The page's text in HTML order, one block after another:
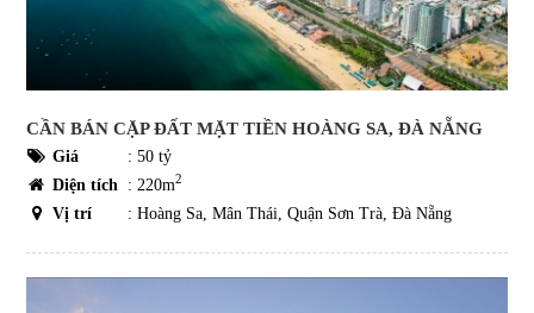
CẦN BÁN CẶP ĐẤT MẶT TIỀN HOÀNG SA, ĐÀ NẴNG
Giá : 50 tỷ
Diện tích : 220m2
Vị trí : Hoàng Sa, Mân Thái, Quận Sơn Trà, Đà Nẵng